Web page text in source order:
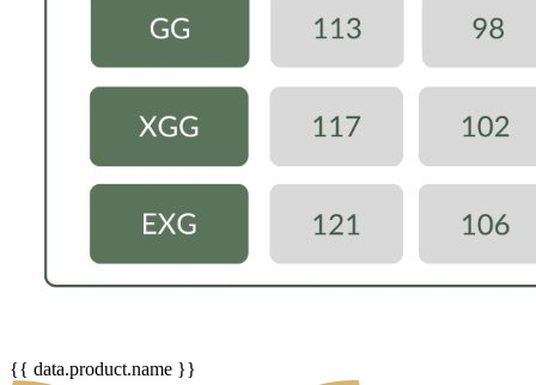
{{ data.product.name }}